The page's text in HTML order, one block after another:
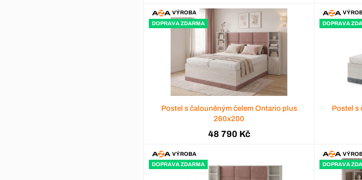
VÝROBA
DOPRAVA ZDARMA
Postel s čalouněným čelem Ontario plus
260x200
48 790 Kč
DOPRAVA
Postel s
VÝROBA
DOPRAVA ZDARMA
DOPRAVA